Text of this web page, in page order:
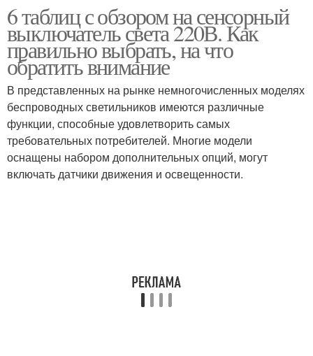
6 таблиц с обзором на сенсорный
выключатель света 220В. Как
правильно выбрать, на что
обратить внимание
В представленных на рынке немногочисленных моделях
беспроводных светильников имеются различные
функции, способные удовлетворить самых
требовательных потребителей. Многие модели
оснащены набором дополнительных опций, могут
включать датчики движения и освещенности.